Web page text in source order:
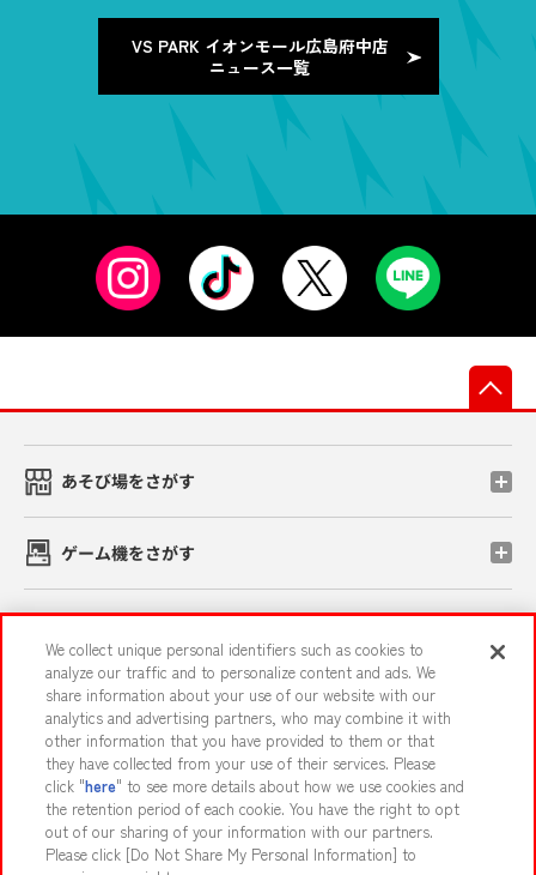
VS PARK イオンモール広島府中店
ニュース一覧
あそび場をさがす
ゲーム機をさがす
イベント・キャンペーン
関連会社 サステナビリティ サイトポリシー
プライバシーポリシー ウェブアクセシビリティ方針と検証結果
We collect unique personal identifiers such as cookies to
analyze our traffic and to personalize content and ads. We
share information about your use of our website with our
analytics and advertising partners, who may combine it with
other information that you have provided to them or that
they have collected from your use of their services. Please
click "here" to see more details about how we use cookies and
the retention period of each cookie. You have the right to opt
out of our sharing of your information with our partners.
Please click [Do Not Share My Personal Information] to